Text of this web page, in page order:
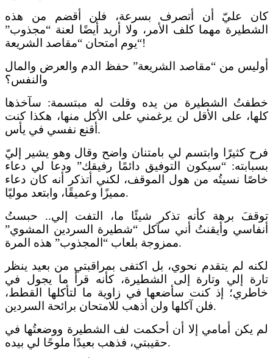
كان عليّ أن أتصرف بسرعة، فلن أقضم من هذه
الشطيرة مهما كلف الأمر، ولا أريد أيضًا لعنة “مجذوب”
يوم امتحان “مقاصد الشريعة“!
أوليس من “مقاصد الشريعة” حفظ الدم والعرض والمال
والنفس؟
خطفتُ الشطيرة من يده وقلت له مبتسمة: سآخذها
كلها، على القل لن يرغمني على الأكل منها، هكذا كنت
قنع نفسي في يأس.
فرح كثيرًا وابتسم لي بامتنان واضح وقال وهو يشير إليّ
بسبابته: “سيكون التوفيق دائمًا رفيقك” ودعا لي دعاء
خاصًا نسيتُه من هول الموقف، لكني أتذكر أنه كان دعاء
مميزًا
وعميقًا،
وابتعد موليًا.
توقفَ برهة كأنه تذكر شيئًا ما، التفت إلي.. حبستُ
أنفاسي وأيقنتُ أني سآكل “شطيرة السردين المشوي”
ممزوجة بلعاب “المجذوب” هذه المرة.
لكنه لم يتقدم نحوي، بل اكتفى بمراقبتي من بعيد ينظر
تارة إلي وتارة إلى الشطيرة، كأنه قرأ ما يجول في
خاطري؛ إذ كنت سأضعها في زاوية ما لتأكلها القطط،
فلن آكلها ولن أذهب للامتحان برائحة السردين.
لم يكن أمامي إلا أن أحكمت لف الشطيرة ووضعتُها في
حقيبتي، فذهب بعيدًا ملوحًا لي بيده
.